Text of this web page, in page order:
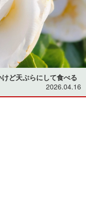
ど天ぷらにして食べる
2026.04.16